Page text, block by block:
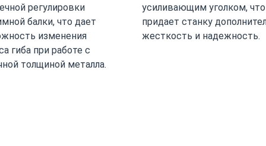
регулировки
балки, что дает
изменения
гиба при работе с
толщиной металла.
усиливающим уголком, что
придает станку
жесткость и надежность.